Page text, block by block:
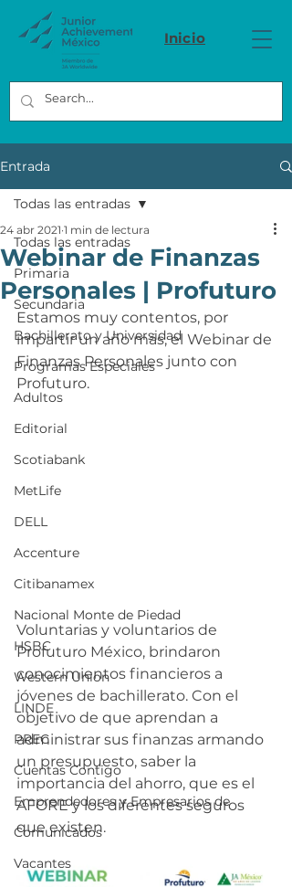
Inicio
Entrada
Todas las entradas
Primaria
Secundaria
Bachillerato y Universidad
Programas Especiales
Adultos
Editorial
Scotiabank
MetLife
DELL
Accenture
Citibanamex
Nacional Monte de Piedad
HSBC
Western Union
LINDE
PREC
Cuentas Contigo
Emprendedores y Empresarios de
Comunicados
Vacantes
Todas las entradas
Webinar de Finanzas
Personales | Profuturo
24 abr 2021 1 min de lectura
Estamos muy contentos, por
impartir un año más, el Webinar de
Finanzas Personales junto con
Profuturo.
Voluntarias y voluntarios de
Profuturo México, brindaron
conocimientos financieros a
jóvenes de bachillerato. Con el
objetivo de que aprendan a
administrar sus finanzas armando
un presupuesto, saber la
importancia del ahorro, que es el
AFORE y los diferentes seguros
que existen.